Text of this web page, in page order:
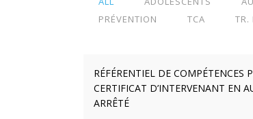
PRÉVENTION
TCA TR.
RÉFÉRENTIEL DE COMPÉTENCES
CERTIFICAT D’INTERVENANT EN
ARRÊTÉ